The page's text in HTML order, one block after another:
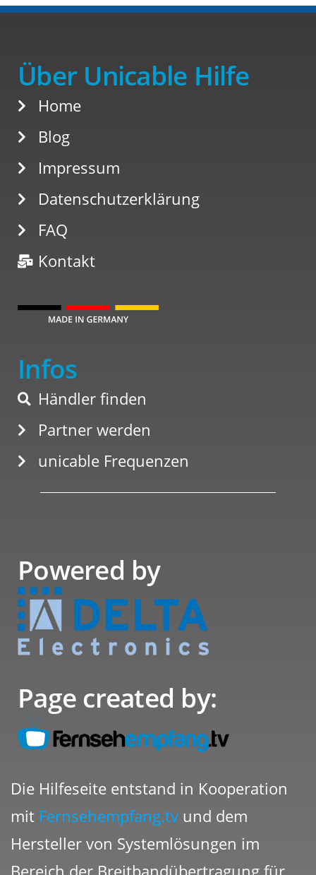
Über Unicable Hilfe
Home
Blog
Impressum
Datenschutzerklärung
FAQ
Kontakt
Infos
Händler finden
Partner werden
unicable Frequenzen
Powered by
Page created by:
Die Hilfeseite entstand in Kooperation
mit Fernsehempfang.tv und dem
Hersteller von Systemlösungen im